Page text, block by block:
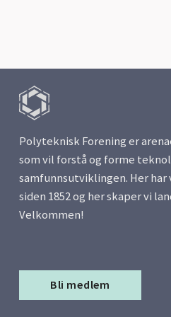
Polyteknisk Forening er
som vil forstå og forme
samfunnsutviklingen. Her har
siden 1852 og her skaper vi
Velkommen!
Bli medlem